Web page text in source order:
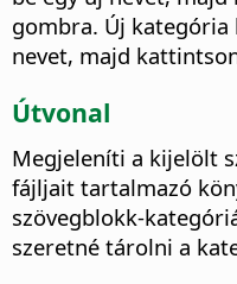
gombra. Új
nevet, majd
Útvonal
Megjeleníti a kijelölt
fájljait tartalmazó
szövegblokk-
szeretné tárolni a